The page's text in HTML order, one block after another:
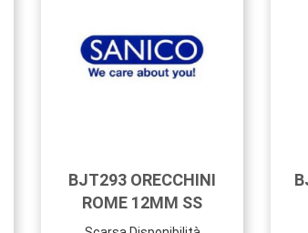
BJT293 ORECCHINI
ROME 12MM SS